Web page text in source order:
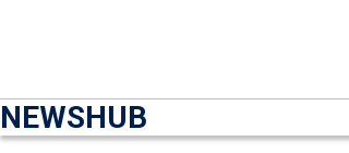
NEWSHUB